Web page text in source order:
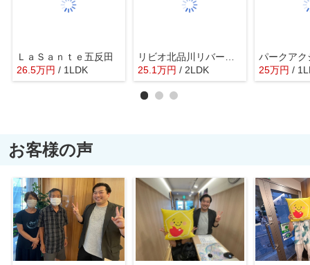
ＬａＳａｎｔｅ五反田
26.5万円 / 1LDK
25.1万円 / 2LDK 25万円 /
お客様の声